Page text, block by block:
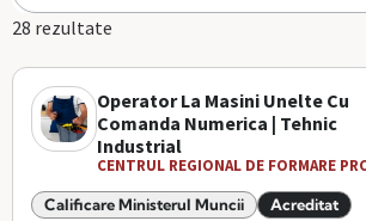
28 rezultate
Operator La Masini Unelte Cu
Comanda Numerica | Tehnic
Industrial
CENTRUL REGIONAL DE FORMARE
Calificare Ministerul Muncii Acreditat